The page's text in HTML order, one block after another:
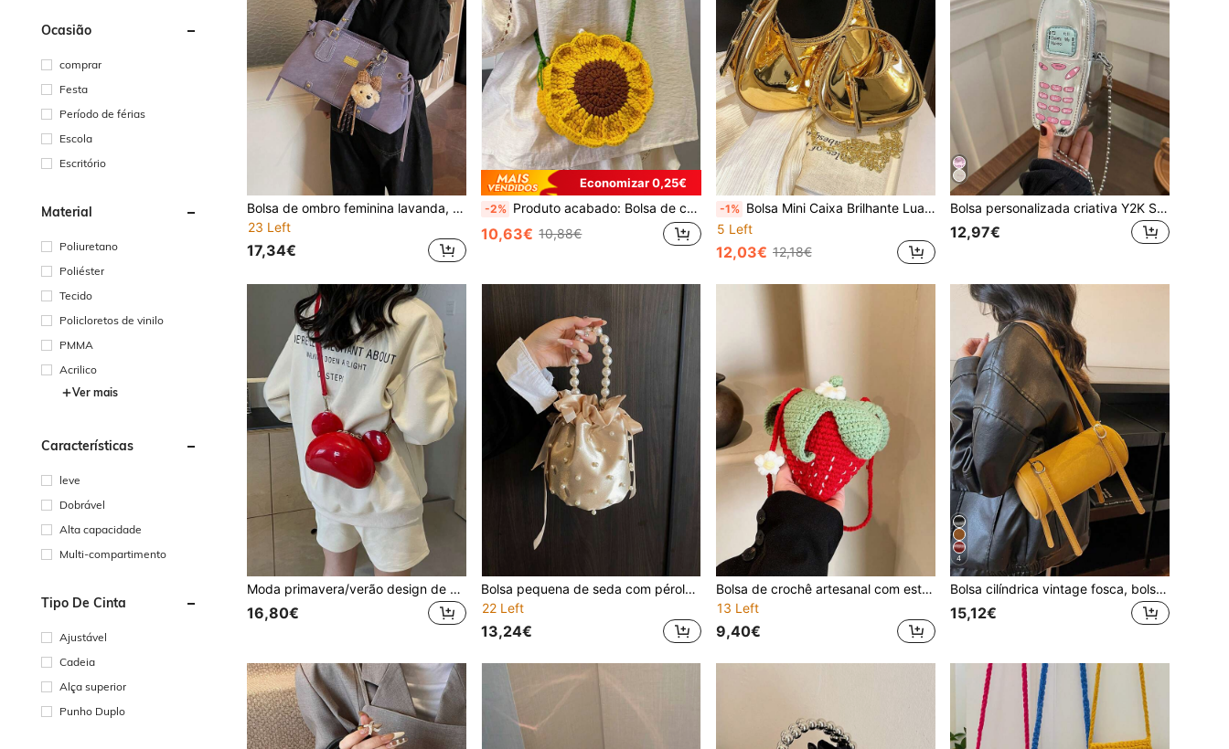
Ocasião
comprar
Festa
Período de férias
Escola
Escritório
Material
Poliuretano
Poliéster
Tecido
Policloretos de vinilo
PMMA
Acrilico
Ver mais
Características
leve
Dobrável
Alta capacidade
Multi-compartimento
Tipo De Cinta
Ajustável
Cadeia
Alça superior
Punho Duplo
Bolsa de ombro feminina lavanda, modelo versátil com pingente de urso e laço, coleção primavera/verão 2026. Espaçosa e ideal para o dia a dia.
23 Left
17,34€
Economizar 0,25€
-2% Produto acabado: Bolsa de crochê de mini girassol de dupla face feita à mão, doce e elegante, transversal, de malha, porta-chaves e moeda
10,63€ 10,88€
-1% Bolsa Mini Caixa Brilhante Lua, Bolsa Lua Crescente, Bolsa de Ombro/Crossbody Chic com Corrente Dourada Laser, Estojo Porta-Batom/Fone de Ouvido, Versátil para Trabalho/Deslocamento, Primavera/Verão
5 Left
12,03€ 12,18€
Bolsa personalizada criativa Y2K Sweet Cool Girl, bolsa para celular feminina, nova bolsa de moedas, corrente da moda, bolsa transversal, dia dos namorados, 2024
12,97€
Moda primavera/verão design de orelha de gelatina fofo desenho animado mini bolsa de ombro crossbody, bolsa para celular, porta-moedas, presente de dia dos namorados
16,80€
Bolsa pequena de seda com pérolas de verão para mulheres, nova bolsa clutch para festa de banquete, bolsa tipo balde com alça/cruz, carteira para celular elegante e versátil, porta-moedas
22 Left
13,24€
Bolsa de crochê artesanal com estampa de morango, bolsa transversal vazada com design exclusivo, porta-moedas fofo e delicado.
13 Left
9,40€
4
Bolsa cilíndrica vintage fosca, bolsa feminina de alta qualidade, versátil e ideal para o dia a dia, com compartimento para celular e moedas.
15,12€